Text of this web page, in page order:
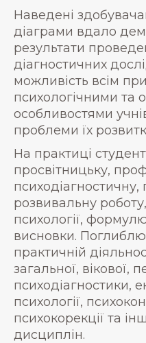
Наведені
діаграми вдало
результати
діагностичних
можливість всім
психологічними та
особливостями
проблеми їх
На практиці
просвітницьку,
психодіагностичну,
розвивальну
психології,
висновки.
практичній
загальної, вікової,
психодіагностики,
психології,
психокорекції та
дисциплін.